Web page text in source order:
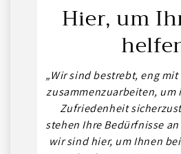
Hier, um
„Wir sind bestrebt, eng
zusammenzuarbeiten,
Zufriedenheit
stehen Ihre Bedürfnisse
wir sind hier, um Ihnen